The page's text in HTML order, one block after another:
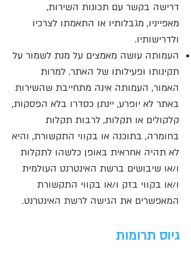
דרישה בקשר עם תכונות השירות,
מאפייניו, מגבלותיו או התאמתו לצרכיו
ולדרישותיו.
העמותה עושה מאמצים על מנת לשמור על
תקינותו ופעילותו של האתר. למרות
האמור, העמותה אינה מתחייבת שהשירות
באתר לא יופרע, יינתן כסדרו בלא הפסקות,
קלקולים או תקלות, לרבות תקלות
בחומרה, בתוכנה או בקווי התקשורת, והיא
לא תהיה אחראית באופן כלשהו לתקלות
ו/או שיבושים ברשת האינטרנט העולמית
ו/או בקווי בזק ו/או בקווי התקשורת
המאפשרים את הגישה לרשת האינטרנט.
גיוס תרומות